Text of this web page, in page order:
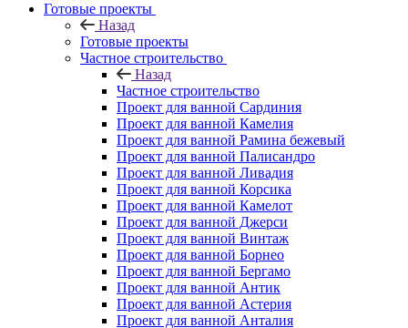
Готовые проекты
Назад
Готовые проекты
Частное строительство
Назад
Частное строительство
Проект для ванной Сардиния
Проект для ванной Камелия
Проект для ванной Рамина бежевый
Проект для ванной Палисандро
Проект для ванной Ливадия
Проект для ванной Корсика
Проект для ванной Камелот
Проект для ванной Джерси
Проект для ванной Винтаж
Проект для ванной Борнео
Проект для ванной Бергамо
Проект для ванной Антик
Проект для ванной Астерия
Проект для ванной Анталия